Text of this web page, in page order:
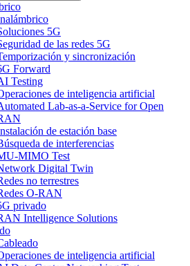
5G
de las redes 5G
y sincronización
Forward
Testing
de inteligencia artificial
Lab-as-a-Service for Open
de estación base
de interferencias
MIMO Test
Digital Twin
no terrestres
O-RAN
privado
Intelligence Solutions
de inteligencia artificial